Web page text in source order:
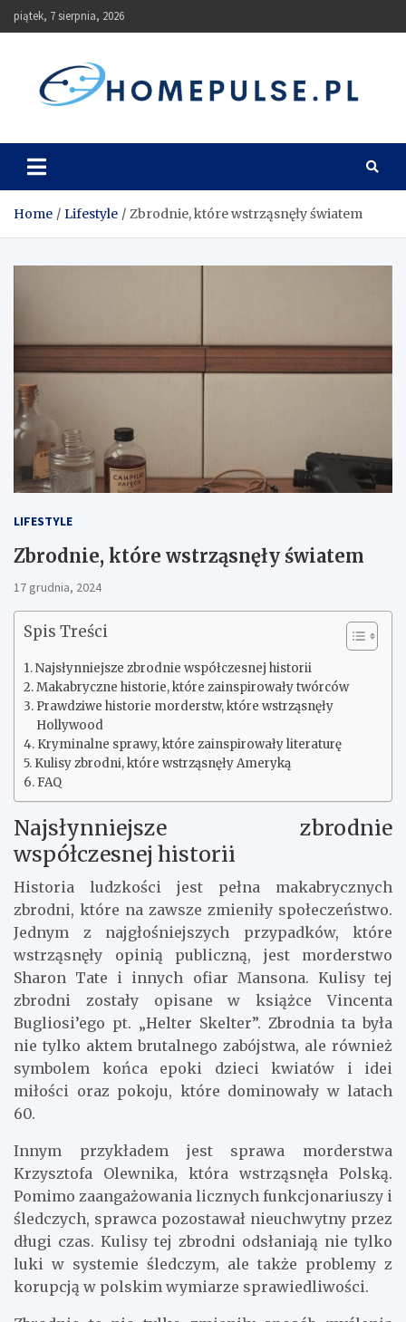
Skip
to
piątek, 7 sierpnia, 2026
homepulse.pl
Home Lifestyle Zbrodnie, które wstrząsnęły światem
LIFESTYLE
Zbrodnie, które wstrząsnęły światem
17 grudnia, 2024
Spis Treści
Najsłynniejsze zbrodnie współczesnej historii
Makabryczne historie, które zainspirowały twórców
Prawdziwe historie morderstw, które wstrząsnęły
Hollywood
Kryminalne sprawy, które zainspirowały literaturę
Kulisy zbrodni, które wstrząsnęły Ameryką
FAQ
Najsłynniejsze zbrodnie
współczesnej historii
Historia ludzkości jest pełna makabrycznych
zbrodni, które na zawsze zmieniły społeczeństwo.
Jednym z najgłośniejszych przypadków, które
wstrząsnęły opinią publiczną, jest morderstwo
Sharon Tate i innych ofiar Mansona. Kulisy tej
zbrodni zostały opisane w książce Vincenta
Bugliosi’ego pt. „Helter Skelter”. Zbrodnia ta była
nie tylko aktem brutalnego zabójstwa, ale również
symbolem końca epoki dzieci kwiatów i idei
miłości oraz pokoju, które dominowały w latach
60.
Innym przykładem jest sprawa morderstwa
Krzysztofa Olewnika, która wstrząsnęła Polską.
Pomimo zaangażowania licznych funkcjonariuszy i
śledczych, sprawca pozostawał nieuchwytny przez
długi czas. Kulisy tej zbrodni odsłaniają nie tylko
luki w systemie śledczym, ale także problemy z
korupcją w polskim wymiarze sprawiedliwości.